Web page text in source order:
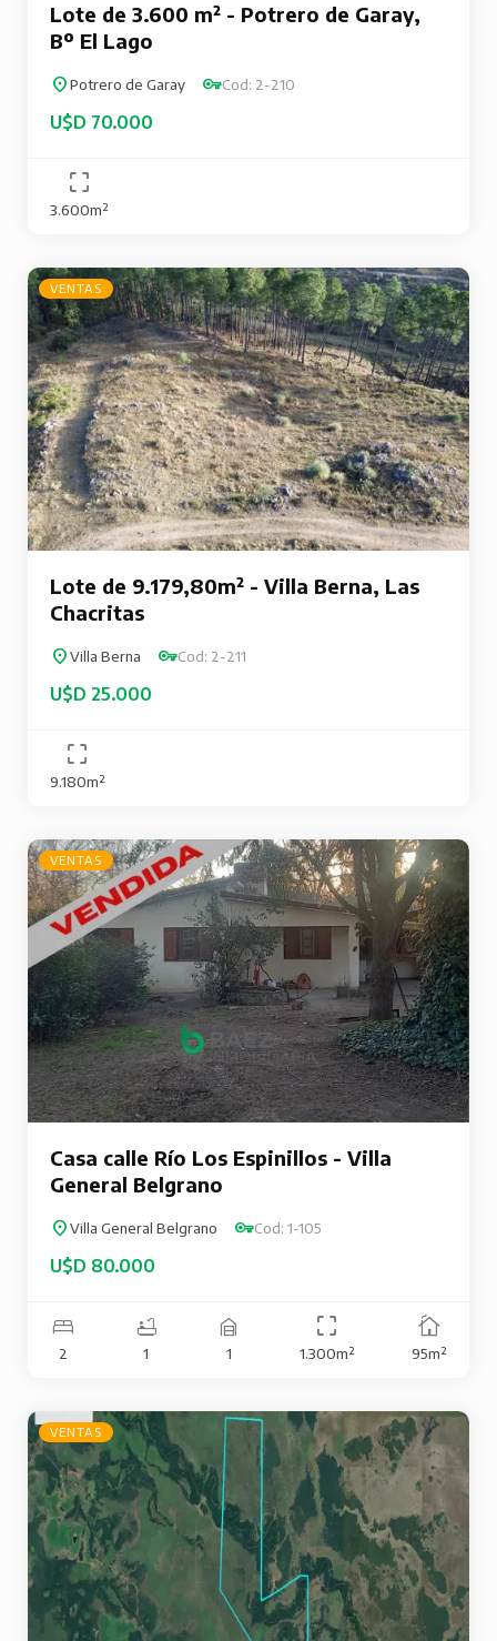
Lote de 3.600 m² - Potrero de Garay,
Bº El Lago
Potrero de Garay Cod: 2-210
U$D 70.000
3.600m²
VENTAS
Lote de 9.179,80m² - Villa Berna, Las
Chacritas
Villa Berna Cod: 2-211
U$D 25.000
9.180m²
VENTAS
Casa calle Río Los Espinillos - Villa
General Belgrano
Villa General Belgrano Cod: 1-105
U$D 80.000
2 1 1 1.300m² 95m²
VENTAS